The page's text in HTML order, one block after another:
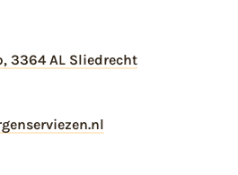
3364 AL Sliedrecht